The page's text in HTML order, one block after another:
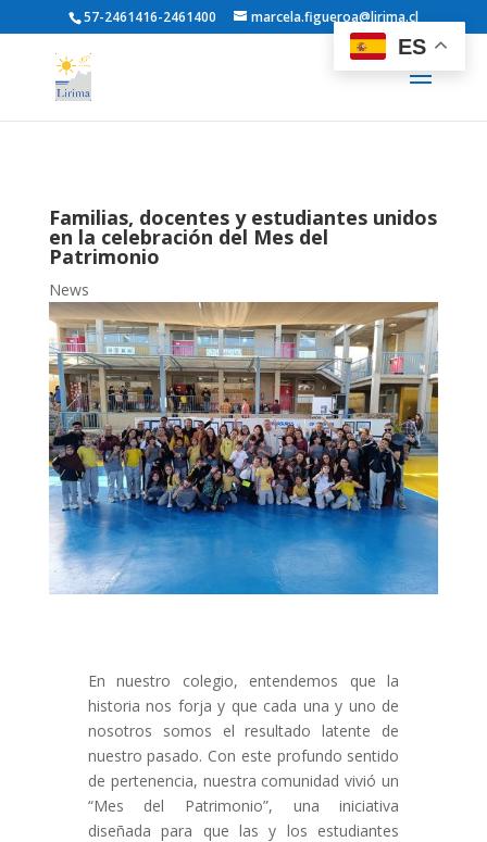
57-2461416-2461400 marcela.figueroa@lirima.cl
Familias, docentes y estudiantes unidos
en la celebración del Mes del
Patrimonio
News
En nuestro colegio, entendemos que la
historia nos forja y que cada una y uno de
nosotros somos el resultado latente de
nuestro pasado. Con este profundo sentido
de pertenencia, nuestra comunidad vivió un
“Mes del Patrimonio”, una iniciativa
diseñada para que las y los estudiantes
ES